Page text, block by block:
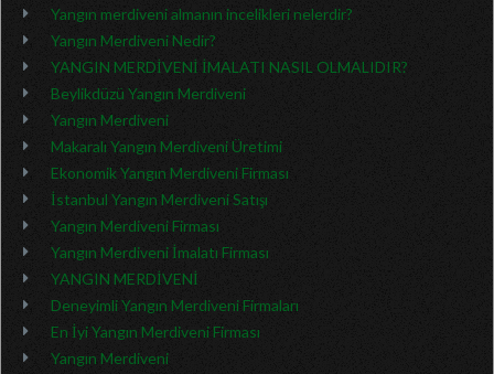
Yangın merdiveni almanın incelikleri nelerdir?
Yangın Merdiveni Nedir?
YANGIN MERDİVENİ İMALATI NASIL OLMALIDIR?
Beylikdüzü Yangın Merdiveni
Yangın Merdiveni
Makaralı Yangın Merdiveni Üretimi
Ekonomik Yangın Merdiveni Firması
İstanbul Yangın Merdiveni Satışı
Yangın Merdiveni Firması
Yangın Merdiveni İmalatı Firması
YANGIN MERDİVENİ
Deneyimli Yangın Merdiveni Firmaları
En İyi Yangın Merdiveni Firması
Yangın Merdiveni